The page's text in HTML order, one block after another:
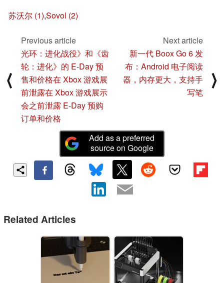
苏沃尔 (1),Sovol (2)
⟨
Previous article
光环：进化战役》和《齿
轮：进化》的 E-Day 预
售和价格在 Xbox 游戏展
前泄露在 Xbox 游戏展示
会之前泄露 E-Day 预购
订单和价格
Next article
新一代 Boox Go 6 发
布：Android 电子阅读
器，内存更大，支持手
写笔
⟩
Add as a preferred
source on Google
Related Articles